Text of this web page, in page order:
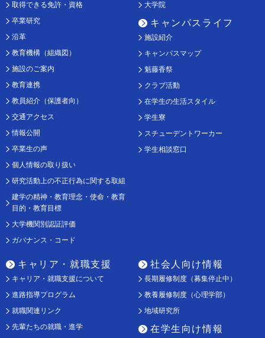
取得できる免許・資格
卒業研究
沿革
教育機構（組織図）
施設のご案内
教育連携
教員紹介（保護者向）
交通アクセス
情報公開
卒業生の声
個人情報の取り扱い
研究活動上の不正行為に関する取組
建学の精神・教育理念・使命・教育
目的・教育目標
大学機関別認証評価
ガバナンス・コード
大学院
キャンパスライフ
施設紹介
キャンパスマップ
魁藤香祭
クラブ活動
在学生の生活スタイル
学生寮
スチューデントワーカー
学生相談窓口
キャリア・就職支援
キャリア・就職支援について
進路指導プログラム
就職関連リンク
先輩たちの就職・進学
社会人向け情報
長期履修制度（募集停止中）
教養履修制度（心理学部）
地域研究所
在学生向け情報